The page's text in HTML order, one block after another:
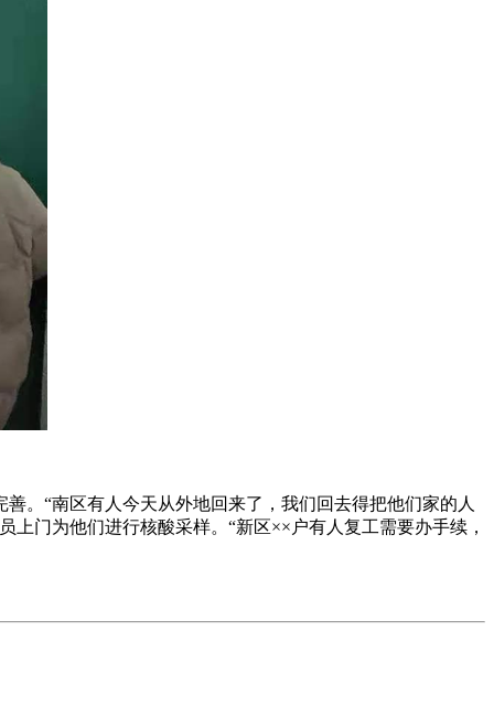
。“南区有人今天从外地回来了，我们回去得把他们家的人
门为他们进行核酸采样。“新区××户有人复工需要办手续，